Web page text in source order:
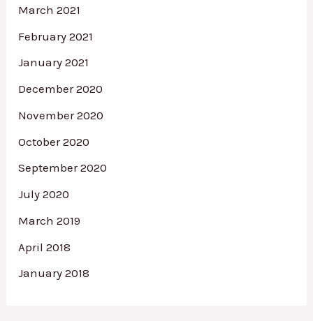
March 2021
February 2021
January 2021
December 2020
November 2020
October 2020
September 2020
July 2020
March 2019
April 2018
January 2018